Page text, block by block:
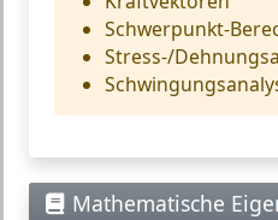
Schwerpunkt-
Stress-/
Mathematische